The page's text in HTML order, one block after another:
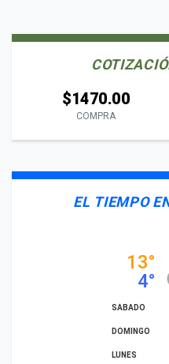
$1470.00
COMPRA
EL TIEMPO